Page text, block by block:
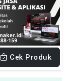
Cek Produk